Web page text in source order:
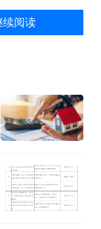
阅读